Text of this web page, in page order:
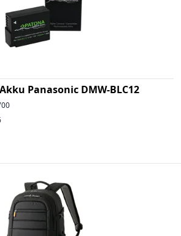
Panasonic DMW-BLC12